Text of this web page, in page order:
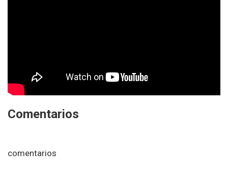
Comentarios
comentarios